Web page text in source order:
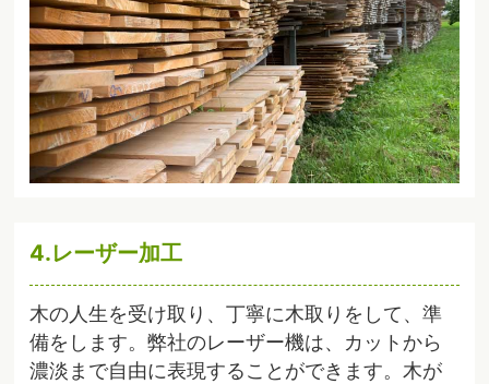
4.レーザー加工
木の人生を受け取り、丁寧に木取りをして、準
備をします。弊社のレーザー機は、カットから
濃淡まで自由に表現することができます。木が